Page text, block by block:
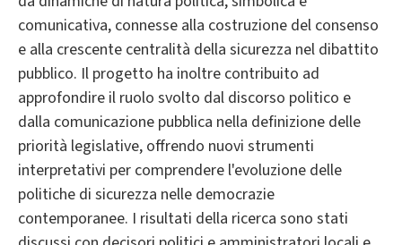
comunicativa, connesse alla costruzione del consenso
e alla crescente centralità della sicurezza nel dibattito
pubblico. Il progetto ha inoltre contribuito ad
approfondire il ruolo svolto dal discorso politico e
dalla comunicazione pubblica nella definizione delle
priorità legislative, offrendo nuovi strumenti
interpretativi per comprendere l'evoluzione delle
politiche di sicurezza nelle democrazie
contemporanee. I risultati della ricerca sono stati